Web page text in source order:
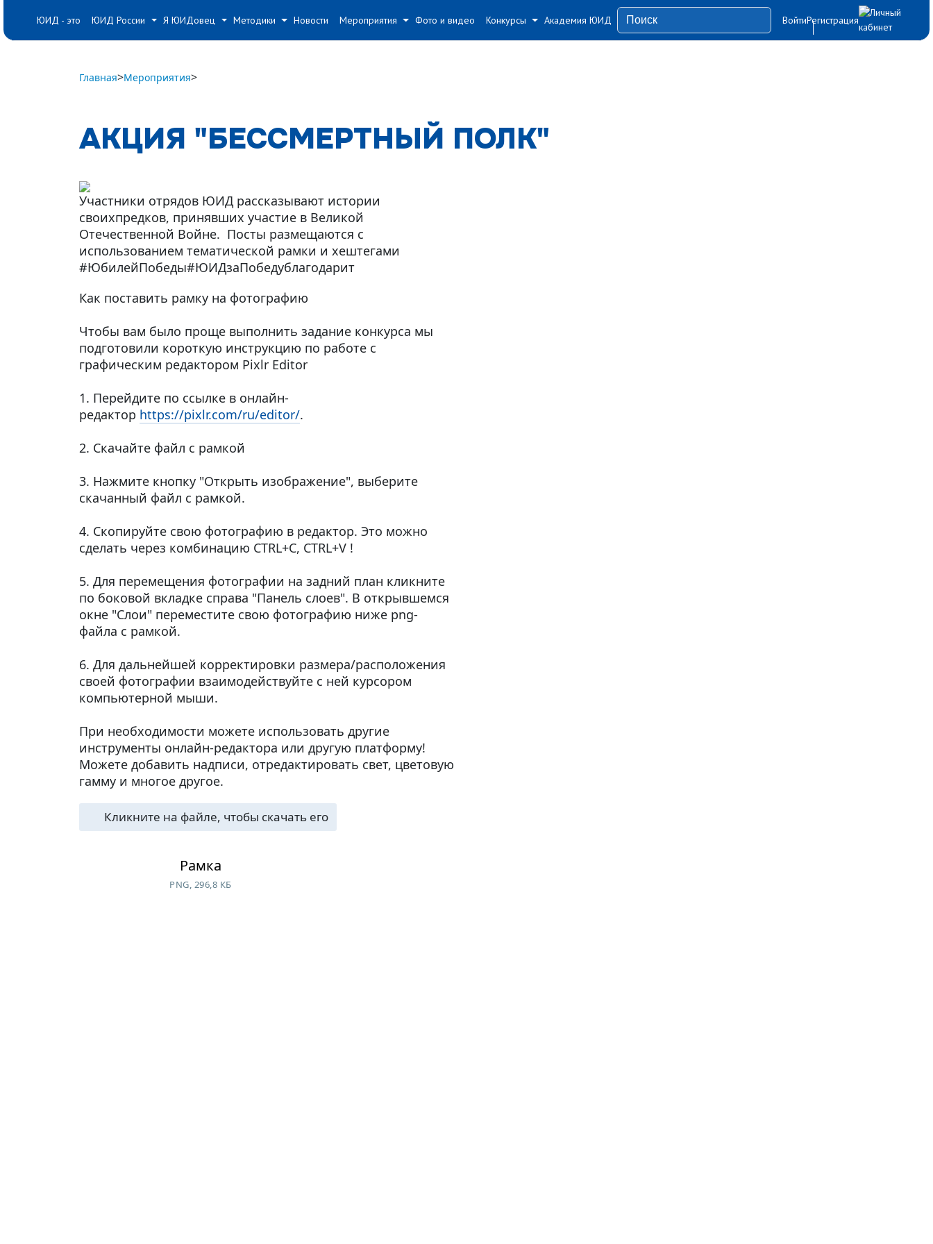
ЮИД - это ЮИД России # Я ЮИДовец # Методики # Новости Мероприятия # Фото и видео Конкурсы # Академия ЮИД ВойтиРегистрация
Главная>Мероприятия>
АКЦИЯ "БЕССМЕРТНЫЙ ПОЛК"
Участники отрядов ЮИД рассказывают истории
своихпредков, принявших участие в Великой
Отечественной Войне. Посты размещаются с
использованием тематической рамки и хештегами
#ЮбилейПобеды#ЮИДзаПобедублагодарит
Как поставить рамку на фотографию
Чтобы вам было проще выполнить задание конкурса мы
подготовили короткую инструкцию по работе с
графическим редактором Pixlr Editor
1. Перейдите по ссылке в онлайн-
редактор https://pixlr.com/ru/editor/.
2. Скачайте файл с рамкой
3. Нажмите кнопку "Открыть изображение", выберите
скачанный файл с рамкой.
4. Скопируйте свою фотографию в редактор. Это можно
сделать через комбинацию CTRL+C, CTRL+V !
5. Для перемещения фотографии на задний план кликните
по боковой вкладке справа "Панель слоев". В открывшемся
окне "Слои" переместите свою фотографию ниже png-
файла с рамкой.
6. Для дальнейшей корректировки размера/расположения
своей фотографии взаимодействуйте с ней курсором
компьютерной мыши.
При необходимости можете использовать другие
инструменты онлайн-редактора или другую платформу!
Можете добавить надписи, отредактировать свет, цветовую
гамму и многое другое.
Кликните на файле, чтобы скачать его
Рамка
PNG, 296,8 КБ